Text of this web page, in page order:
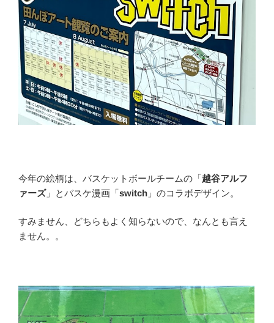
今年の絵柄は、バスケットボールチームの「越谷アルフ
ァーズ」とバスケ漫画「switch 」のコラボデザイン。
すみません、どちらもよく知らないので、なんとも言え
ません。。